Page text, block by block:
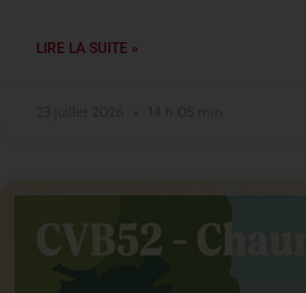
LIRE LA SUITE »